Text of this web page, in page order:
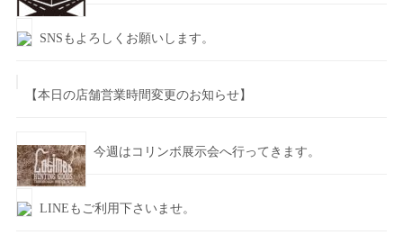
SNSもよろしくお願いします。
【本日の店舗営業時間変更のお知らせ】
今週はコリンボ展示会へ行ってきます。
LINEもご利用下さいませ。